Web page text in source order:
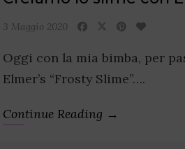
3 Maggio 2020
Oggi con la mia bimba, per
Elmer’s “Frosty Slime”….
Continue Reading →